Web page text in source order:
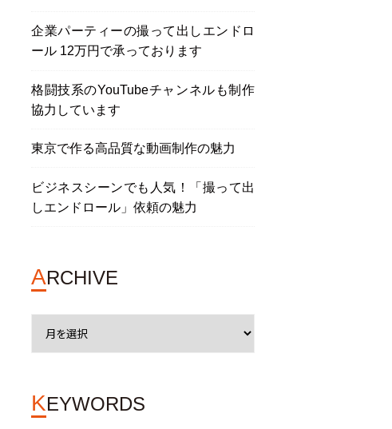
企業パーティーの撮って出しエンドロ
ール 12万円で承っております
格闘技系のYouTubeチャンネルも制作
協力しています
東京で作る高品質な動画制作の魅力
ビジネスシーンでも人気！「撮って出
しエンドロール」依頼の魅力
ARCHIVE
KEYWORDS